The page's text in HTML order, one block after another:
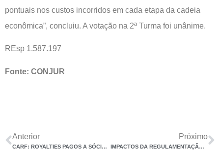
pontuais nos custos incorridos em cada etapa da cadeia
econômica”, concluiu. A votação na 2ª Turma foi unânime.
REsp 1.587.197
Fonte: CONJUR
Anterior
CARF: ROYALTIES PAGOS A SÓCIO PJ NÃO SÃO DEDUTÍVEIS DO IRPJ
Próximo
IMPACTOS DA REGULAMENTAÇÃO DE OBRIGAÇÃO (NACIONAL) DE DECLARAÇÃO PADRONIZADA DO ISSQN, PARA EMPRESAS PRESTADORAS DE SERVIÇOS